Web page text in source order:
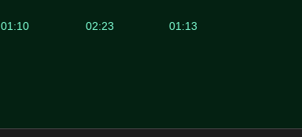
01:10 02:23 01:13